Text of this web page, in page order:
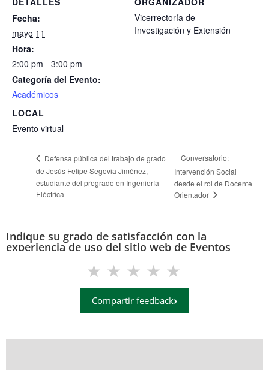
Fecha:
mayo 11
Hora:
2:00 pm - 3:00 pm
Categoría del Evento:
Académicos
LOCAL
Evento virtual
Vicerrectoría de
Investigación y Extensión
Defensa pública del trabajo de grado
de Jesús Felipe Segovia Jiménez,
estudiante del pregrado en Ingeniería
Eléctrica
Conversatorio:
Intervención Social
desde el rol de Docente
Orientador
Indique su grado de satisfacción con la
experiencia de uso del sitio web de Eventos